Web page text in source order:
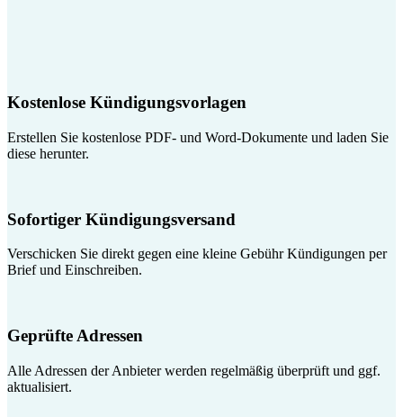
Kostenlose Kündigungsvorlagen
Erstellen Sie kostenlose PDF- und Word-Dokumente und laden Sie
diese herunter.
Sofortiger Kündigungsversand
Verschicken Sie direkt gegen eine kleine Gebühr Kündigungen per
Brief und Einschreiben.
Geprüfte Adressen
Alle Adressen der Anbieter werden regelmäßig überprüft und ggf.
aktualisiert.